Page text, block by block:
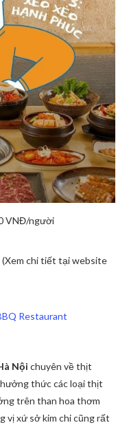
VNĐ/người
(Xem chi tiết tại website
Restaurant
Nội chuyên về thịt
thức các loại thịt
trên than hoa thơm
vị xứ sở kim chi cũng rất